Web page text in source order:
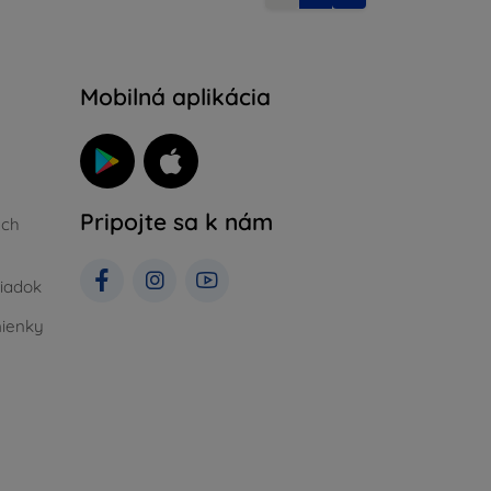
Mobilná aplikácia
Pripojte sa k nám